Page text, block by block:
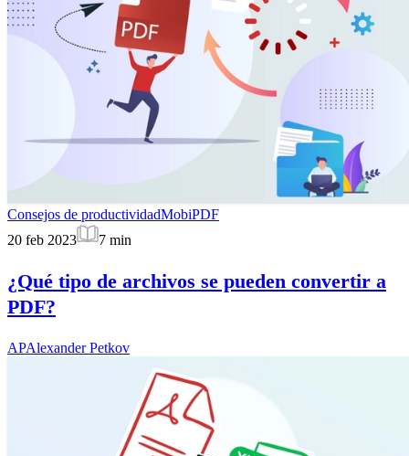
Consejos de productividadMobiPDF
20 feb 2023
7 min
¿Qué tipo de archivos se pueden convertir a
PDF?
APAlexander Petkov